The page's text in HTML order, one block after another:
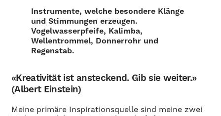
Instrumente, welche besondere Klänge
und Stimmungen erzeugen.
Vogelwasserpfeife, Kalimba,
Wellentrommel, Donnerrohr und
Regenstab.
«Kreativität ist ansteckend. Gib sie weiter.»
(Albert Einstein)
Meine primäre Inspirationsquelle sind meine zwei